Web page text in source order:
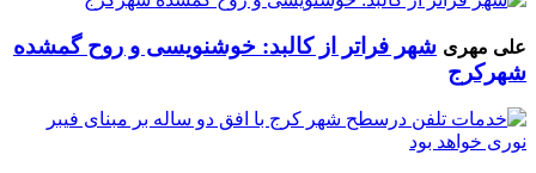
علی مهری شهر فراتر از کالبد: خوشنویسی و روح گمشده
شهرکرج